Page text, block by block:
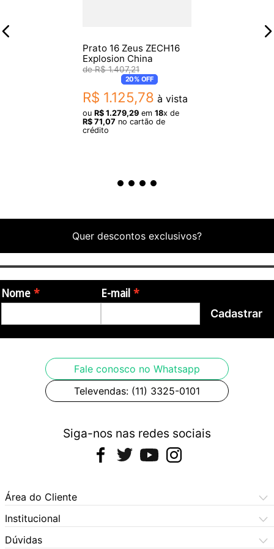
Prato 16 Zeus ZECH16
Explosion China
R$ 1.407,21
20%OFF
R$ 1.125,78 à vista
ou R$ 1.279,29 em 18x de
R$ 71,07 no cartão de
crédito
Quer descontos exclusivos?
Nome E-mail
Cadastrar
Fale conosco no Whatsapp
Televendas: (11) 3325-0101
Siga-nos nas redes sociais
Área do Cliente
Meus Pedidos
Meus Dados
Institucional
Central de Atendimento
Dúvidas